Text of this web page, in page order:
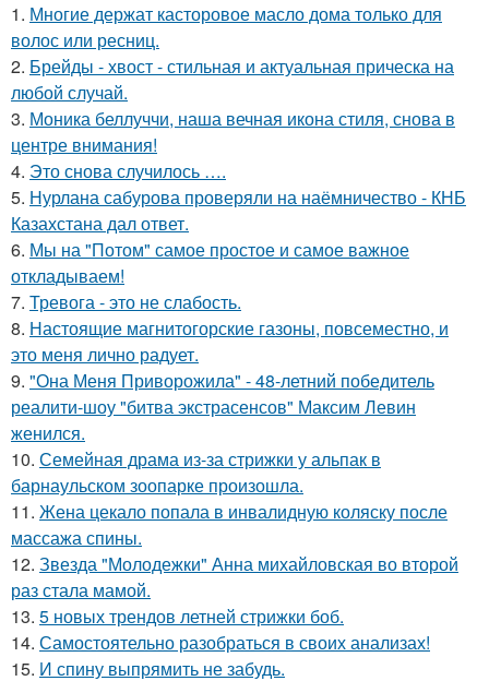
1. Многие держат касторовое масло дома только для
волос или ресниц.
2. Брейды - хвост - стильная и актуальная прическа на
любой случай.
3. Моника беллуччи, наша вечная икона стиля, снова в
центре внимания!
4. Это снова случилось ….
5. Нурлана сабурова проверяли на наёмничество - КНБ
Казахстана дал ответ.
6. Мы на "Потом" самое простое и самое важное
откладываем!
7. Тревога - это не слабость.
8. Настоящие магнитогорские газоны, повсеместно, и
это меня лично радует.
9. "Она Меня Приворожила" - 48-летний победитель
реалити-шоу "битва экстрасенсов" Максим Левин
женился.
10. Семейная драма из-за стрижки у альпак в
барнаульском зоопарке произошла.
11. Жена цекало попала в инвалидную коляску после
массажа спины.
12. Звезда "Молодежки" Анна михайловская во второй
раз стала мамой.
13. 5 новых трендов летней стрижки боб.
14. Самостоятельно разобраться в своих анализах!
15. И спину выпрямить не забудь.